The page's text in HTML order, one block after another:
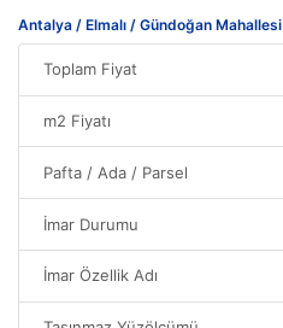
Antalya / Elmalı / Gündoğan Mahallesi
Toplam Fiyat
m2 Fiyatı
Pafta / Ada / Parsel
İmar Durumu
İmar Özellik Adı